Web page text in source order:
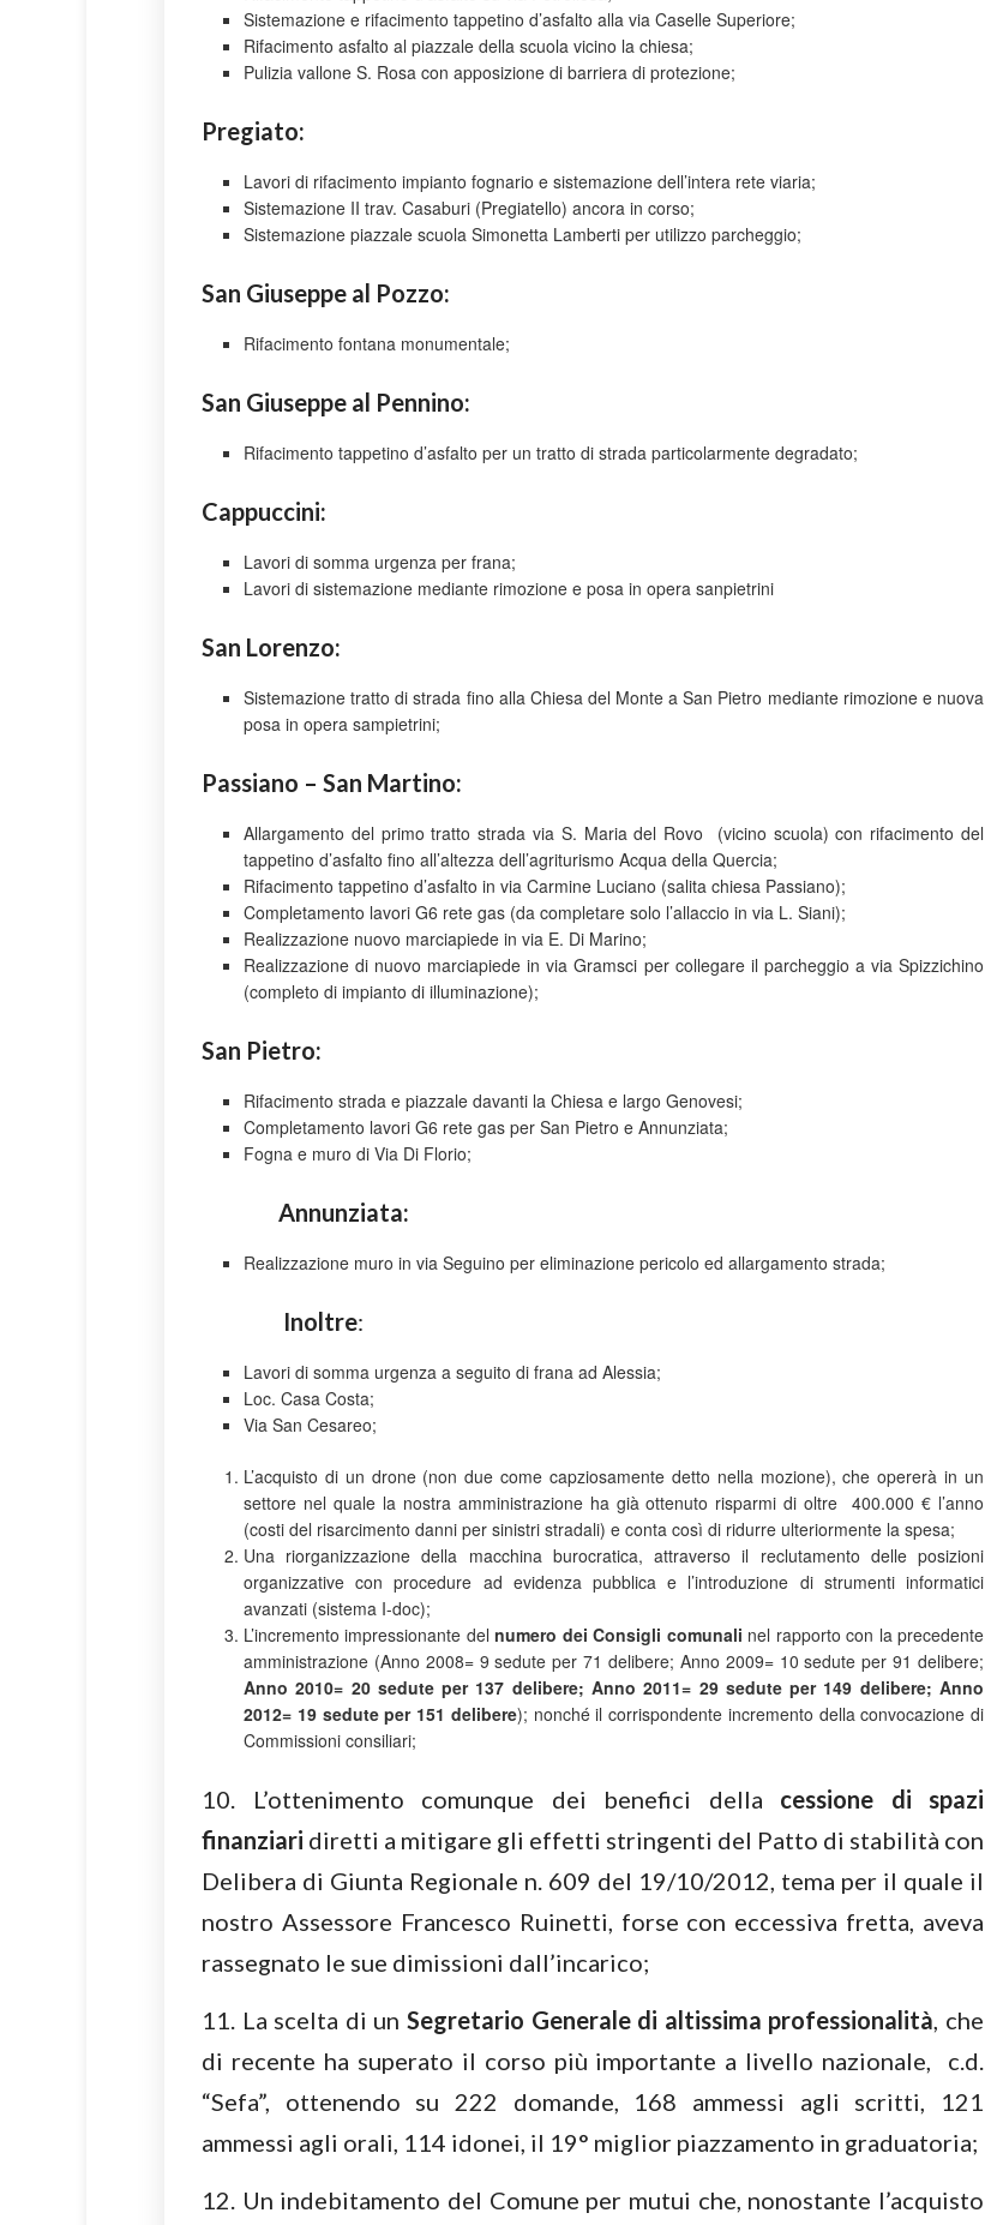
Sistemazione e rifacimento tappetino d’asfalto alla via Caselle Superiore;
Rifacimento asfalto al piazzale della scuola vicino la chiesa;
Pulizia vallone S. Rosa con apposizione di barriera di protezione;
Pregiato:
Lavori di rifacimento impianto fognario e sistemazione dell’intera rete viaria;
Sistemazione II trav. Casaburi (Pregiatello) ancora in corso;
Sistemazione piazzale scuola Simonetta Lamberti per utilizzo parcheggio;
San Giuseppe al Pozzo:
Rifacimento fontana monumentale;
San Giuseppe al Pennino:
Rifacimento tappetino d’asfalto per un tratto di strada particolarmente degradato;
Cappuccini:
Lavori di somma urgenza per frana;
Lavori di sistemazione mediante rimozione e posa in opera sanpietrini
San Lorenzo:
Sistemazione tratto di strada fino alla Chiesa del Monte a San Pietro mediante rimozione e nuova
posa in opera sampietrini;
Passiano – San Martino:
Allargamento del primo tratto strada via S. Maria del Rovo (vicino scuola) con rifacimento del
tappetino d’asfalto fino all’altezza dell’agriturismo Acqua della Quercia;
Rifacimento tappetino d’asfalto in via Carmine Luciano (salita chiesa Passiano);
Completamento lavori G6 rete gas (da completare solo l’allaccio in via L. Siani);
Realizzazione nuovo marciapiede in via E. Di Marino;
Realizzazione di nuovo marciapiede in via Gramsci per collegare il parcheggio a via Spizzichino
(completo di impianto di illuminazione);
San Pietro:
Rifacimento strada e piazzale davanti la Chiesa e largo Genovesi;
Completamento lavori G6 rete gas per San Pietro e Annunziata;
Fogna e muro di Via Di Florio;
Annunziata:
Realizzazione muro in via Seguino per eliminazione pericolo ed allargamento strada;
Inoltre:
Lavori di somma urgenza a seguito di frana ad Alessia;
Loc. Casa Costa;
Via San Cesareo;
L’acquisto di un drone (non due come capziosamente detto nella mozione), che opererà in un
settore nel quale la nostra amministrazione ha già ottenuto risparmi di oltre 400.000 € l’anno
(costi del risarcimento danni per sinistri stradali) e conta così di ridurre ulteriormente la spesa;
Una riorganizzazione della macchina burocratica, attraverso il reclutamento delle posizioni
organizzative con procedure ad evidenza pubblica e l’introduzione di strumenti informatici
avanzati (sistema I-doc);
L’incremento impressionante delnumero dei Consigli comunali nel rapporto con la precedente
amministrazione (Anno 2008= 9 sedute per 71 delibere; Anno 2009= 10 sedute per 91 delibere;
Anno 2010= 20 sedute per 137 delibere; Anno 2011= 29 sedute per 149 delibere; Anno
2012= 19 sedute per 151 delibere); nonché il corrispondente incremento della convocazione di
Commissioni consiliari;
10. L’ottenimento comunque dei benefici della cessione di spazi
finanziari diretti a mitigare gli effetti stringenti del Patto di stabilità con
Delibera di Giunta Regionale n. 609 del 19/10/2012, tema per il quale il
nostro Assessore Francesco Ruinetti, forse con eccessiva fretta, aveva
rassegnato le sue dimissioni dall’incarico;
11. La scelta di un Segretario Generale di altissima professionalità, che
di recente ha superato il corso più importante a livello nazionale, c.d.
“Sefa”, ottenendo su 222 domande, 168 ammessi agli scritti, 121
ammessi agli orali, 114 idonei, il 19° miglior piazzamento in graduatoria;
12. Un indebitamento del Comune per mutui che, nonostante l’acquisto